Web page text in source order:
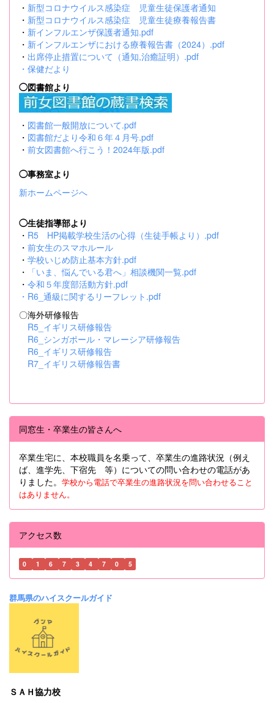
・ 新型コロナウイルス感染症 児童生徒保護者通知
・ 新型コロナウイルス感染症 児童生徒療養報告書
・ 新インフルエンザ保護者通知.pdf
・ 新インフルエンザにおける療養報告書（2024）.pdf
・ 出席停止措置について（通知,治癒証明）.pdf
・ 保健だより
◯図書館より
・ 図書館一般開放について.pdf
・ 図書館だより令和６年４月号.pdf
・ 前女図書館へ行こう！2024年版.pdf
◯事務室より
新ホームページへ
◯生徒指導部より
・ R5 HP掲載学校生活の心得（生徒手帳より）.pdf
・ 前女生のスマホルール
・ 学校いじめ防止基本方針.pdf
・
「いま、悩んでいる君へ」相談機関一覧.pdf
・ 令和５年度部活動方針.pdf
・ R6_通級に関するリーフレット.pdf
〇海外研修報告
R5_イギリス研修報告
R6_シンガポール・マレーシア研修報告
R6_イギリス研修報告
R7_イギリス研修報告書
同窓生・卒業生の皆さんへ
卒業生宅に、本校職員を名乗って、卒業生の進路状況（例え
ば、進学先、下宿先 等）についての問い合わせの電話があ
りました。 学校から電話で卒業生の進路状況を問い合わせること
はありません。
アクセス数
0 1 6 7 3 4 7 0 5
群馬県のハイスクールガイド
ＳＡＨ協力校